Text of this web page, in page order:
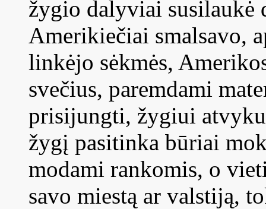
žygio dalyviai susilaukė
Amerikiečiai smalsavo,
linkėjo sėkmės,
svečius, paremdami
prisijungti, žygiui
žygį pasitinka būriai
modami rankomis, o
savo miestą ar valstiją,